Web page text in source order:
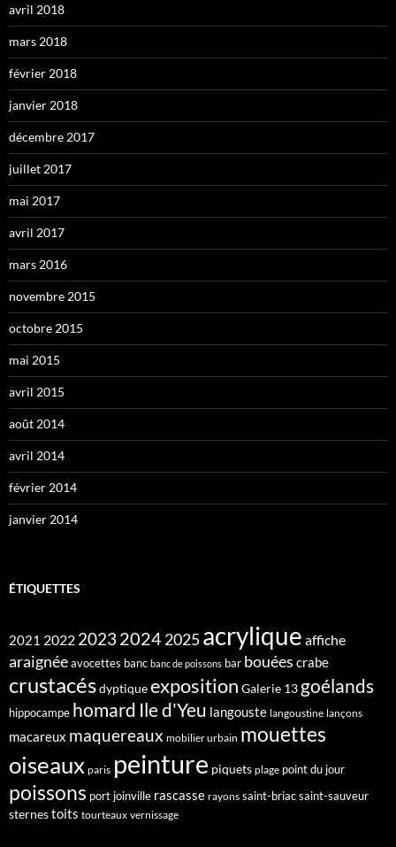
avril 2018
mars 2018
février 2018
janvier 2018
décembre 2017
juillet 2017
mai 2017
avril 2017
mars 2016
novembre 2015
octobre 2015
mai 2015
avril 2015
août 2014
avril 2014
février 2014
janvier 2014
ÉTIQUETTES
2021 2022 202320242025acrylique affiche
araignéeavocettes banc banc de poissons bar bouées crabe
crustacésdyptiqueexposition Galerie 13 goélands
hippocampe homard Ile d'Yeu langouste langoustine lançons
macareux maquereaux mobilier urbain mouettes
oiseaux paris peinture piquets plage point du jour
poissons port joinville rascasse rayons saint-briacsaint-sauveur
sternestoits tourteaux vernissage